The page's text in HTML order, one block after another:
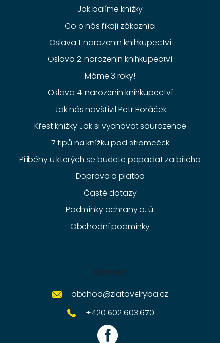
Jak balíme knížky
Co o nás říkají zákazníci
Oslava 1. narozenin knihkupectví
Oslava 2. narozenin knihkupectví
Máme 3 roky!
Oslava 4. narozenin knihkupectví
Jak nás navštívil Petr Horáček
Křest knížky Jak si vychovat sourozence
7 tipů na knížku pod stromeček
Příběhy u kterých se budete popadat za břicho
Doprava a platba
Časté dotazy
Podmínky ochrany o. ú.
Obchodní podmínky
Kontakt
obchod@zlatavelryba.cz
+420 602 603 670